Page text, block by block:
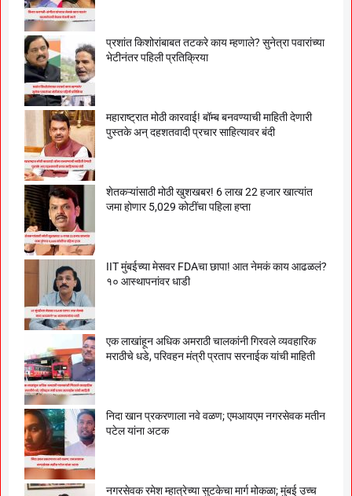
प्रशांत किशोरांबाबत तटकरे काय म्हणाले? सुनेत्रा पवारांच्या
भेटीनंतर पहिली प्रतिक्रिया
महाराष्ट्रात मोठी कारवाई! बॉम्ब बनवण्याची माहिती देणारी
पुस्तके अन् दहशतवादी प्रचार साहित्यावर बंदी
शेतकऱ्यांसाठी मोठी खुशखबर! 6 लाख 22 हजार खात्यांत
जमा होणार 5,029 कोटींचा पहिला हप्ता
IIT मुंबईच्या मेसवर FDAचा छापा! आत नेमकं काय आढळलं?
१० आस्थापनांवर धाडी
एक लाखांहून अधिक अमराठी चालकांनी गिरवले व्यवहारिक
मराठीचे धडे, परिवहन मंत्री प्रताप सरनाईक यांची माहिती
निदा खान प्रकरणाला नवे वळण; एमआयएम नगरसेवक मतीन
पटेल यांना अटक
नगरसेवक रमेश म्हात्रेच्या सुटकेचा मार्ग मोकळा; मुंबई उच्च